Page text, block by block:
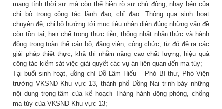
mang tính thời sự mà còn thể hiện rõ sự chủ động, nhạy bén của
chi bộ trong công tác lãnh đạo, chỉ đạo. Thông qua sinh hoạt
chuyên đề, chi bộ hướng tới mục tiêu nhận diện đúng những vấn đề
còn tồn tại, hạn chế trong thực tiễn; thống nhất nhận thức và hành
động trong toàn thể cán bộ, đảng viên, công chức; từ đó đề ra các
giải pháp thiết thực, khả thi nhằm nâng cao chất lượng, hiệu quả
công tác kiểm sát việc giải quyết các vụ án liên quan đến ma túy;
Tại buổi sinh hoạt, đồng chí Đỗ Lâm Hiếu – Phó Bí thư, Phó Viện
trưởng VKSND Khu vực 13, thành phố Đồng Nai trình bày những
nội dung trọng tâm của kế hoạch Tháng hành động phòng, chống
ma túy của VKSND Khu vực 13;